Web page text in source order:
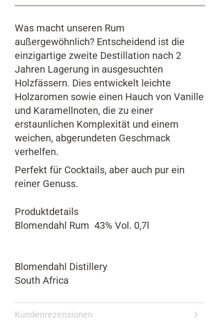
Was macht unseren Rum
außergewöhnlich? Entscheidend ist die
einzigartige zweite Destillation nach 2
Jahren Lagerung in ausgesuchten
Holzfässern. Dies entwickelt leichte
Holzaromen sowie einen Hauch von Vanille
und Karamellnoten, die zu einer
erstaunlichen Komplexität und einem
weichen, abgerundeten Geschmack
verhelfen.
Perfekt für Cocktails, aber auch pur ein
reiner Genuss.
Produktdetails
Blomendahl Rum 43% Vol. 0,7l
Blomendahl Distillery
South Africa
Kundenrezensionen